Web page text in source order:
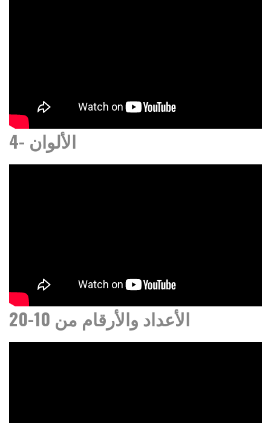
4- الألوان
الأعداد والأرقام من 10-20